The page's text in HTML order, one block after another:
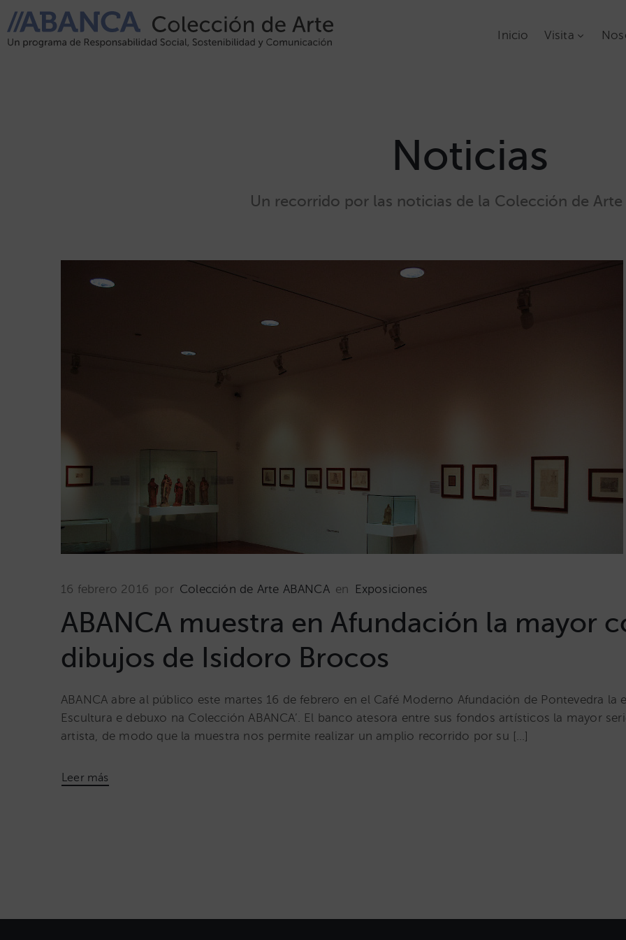
Inicio Visita
Noticias
Un recorrido por las noticias de la Colección de Arte
16 febrero 2016 por Colección de Arte ABANCA en Exposiciones
ABANCA muestra en Afundación la mayor
dibujos de Isidoro Brocos
ABANCA abre al público este martes 16 de febrero en el Café Moderno Afundación de Pontevedra la
Escultura e debuxo na Colección ABANCA’. El banco atesora entre sus fondos artísticos la mayor
artista, de modo que la muestra nos permite realizar un amplio recorrido por su […]
Leer más